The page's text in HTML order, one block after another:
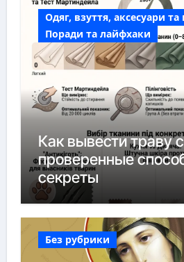
Одяг, взуття, аксесуари
Поради та лайфхаки
Как вывести траву
проверенные
секреты
Без рубрики